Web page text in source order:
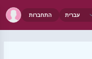
התחברות